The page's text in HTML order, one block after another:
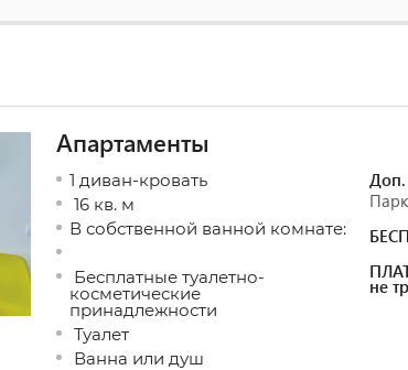
Апартаменты
1 диван-кровать
16 кв. м
В собственной ванной комнате:
Бесплатные туалетно-
косметические
принадлежности
Туалет
Ванна или душ
Доп.
не